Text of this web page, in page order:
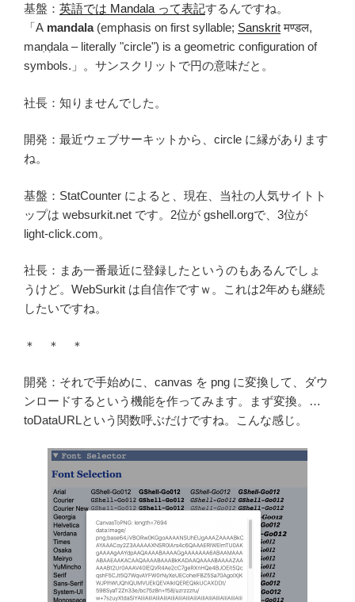
基盤： 英語では Mandala って表記するんですね。
「A mandala(emphasis on first syllable; Sanskritमण्डल,
maṇḍala – literally "circle") is a geometric configuration of
symbols.」。サンスクリットで円の意味だと。
社長：知りませんでした。
開発：最近ウェブサーキットから、circle に縁があります
ね。
基盤：StatCounter によると、現在、当社の人気サイトト
ップは websurkit.net です。2位が gshell.orgで、3位が
light-click.com。
社長：まあ一番最近に登録したというのもあるんでしょ
うけど。WebSurkit は自信作ですｗ。これは2年めも継続
したいですね。
＊ ＊ ＊
開発：それで手始めに、canvas を png に変換して、ダウ
ンロードするという機能を作ってみます。まず変換。…
toDataURLという関数呼ぶだけですね。こんな感じ。